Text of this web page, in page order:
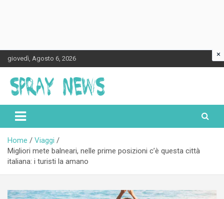
Skip
to
content
giovedì, Agosto 6, 2026
Spraynews.it
Home
Viaggi
Migliori mete balneari, nelle prime posizioni c’è questa città
italiana: i turisti la amano
×